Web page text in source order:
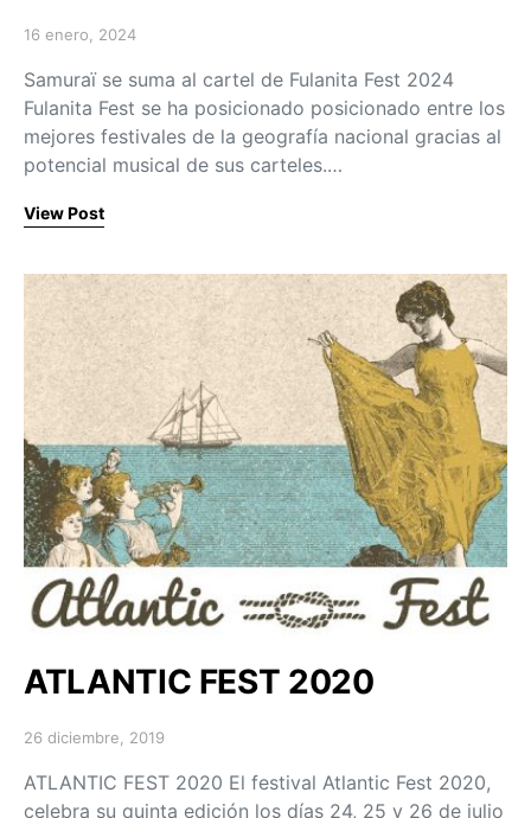
Posted on
16 enero, 2024
Samuraï se suma al cartel de Fulanita Fest 2024
Fulanita Fest se ha posicionado posicionado entre los
mejores festivales de la geografía nacional gracias al
potencial musical de sus carteles.…
View Post
ATLANTIC FEST 2020
Posted on
26 diciembre, 2019
ATLANTIC FEST 2020 El festival Atlantic Fest 2020,
celebra su quinta edición los días 24, 25 y 26 de julio